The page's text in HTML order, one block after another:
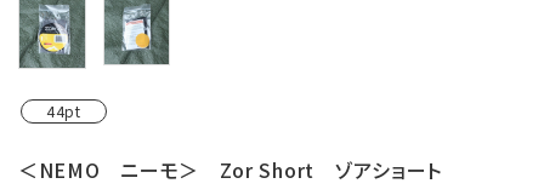
INFORMATION
ようこそ ゲスト 様
meeting_room ログイン person 新規会員登録
44pt
＜NEMO ニーモ＞ Zor Short ゾアショート